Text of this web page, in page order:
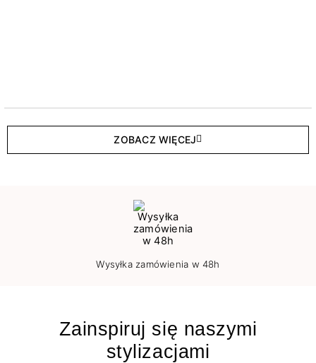
ZOBACZ WIĘCEJ
Wysyłka zamówienia w 48h
Zainspiruj się naszymi
stylizacjami